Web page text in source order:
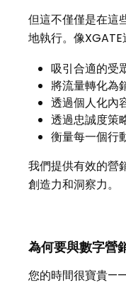
但這不僅僅是在
地執行。像
吸引合適的受
將流量轉化為
透過個人化內
透過忠誠度策
衡量每一個行
我們提供有效的營
創造力和洞察力。
為何要與數字營
您的時間很寶貴